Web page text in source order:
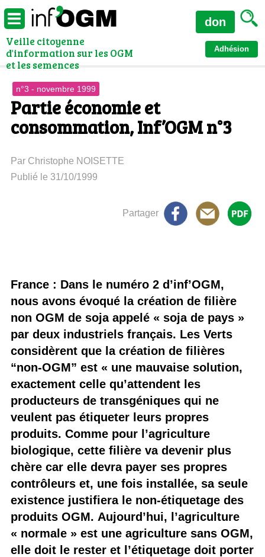
Veille citoyenne
d'information sur les OGM
et les semences
Adhésion
don
n°3 - novembre 1999
Partie économie et
consommation, Inf’OGM n°3
Par Christophe NOISETTE
Publié le 31/10/1999
Partager
France : Dans le numéro 2 d’inf’OGM,
nous avons évoqué la création de filière
non OGM de soja appelé « soja de pays »
par deux industriels français. Les Verts
considèrent que la création de filières
“non-OGM” est « une mauvaise solution,
exactement celle qu’attendent les
producteurs de transgéniques qui ne
veulent pas étiqueter leurs propres
produits. Comme pour l’agriculture
biologique, cette filière va devenir plus
chère car elle devra payer ses propres
contrôleurs et, une fois installée, sa seule
existence justifiera le non-étiquetage des
produits OGM. Aujourd’hui, l’agriculture
« normale » est une agriculture sans OGM,
elle doit le rester et l’étiquetage doit porter